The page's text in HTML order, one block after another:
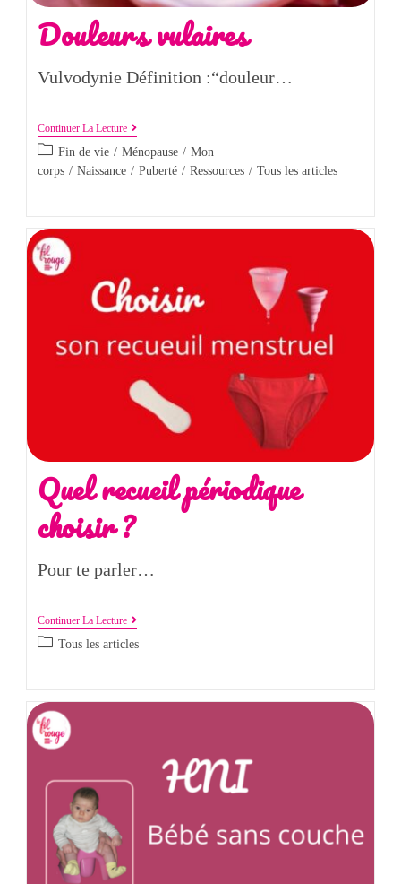
Douleurs vulaires
Vulvodynie Définition :“douleur…
Continuer La Lecture
Fin de vie / Ménopause / Mon
corps / Naissance / Puberté / Ressources / Tous les articles
Quel recueil périodique
choisir ?
Pour te parler…
Continuer La Lecture
Tous les articles